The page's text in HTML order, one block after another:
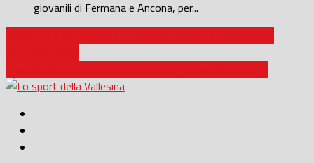
giovanili di Fermana e Ancona, per...